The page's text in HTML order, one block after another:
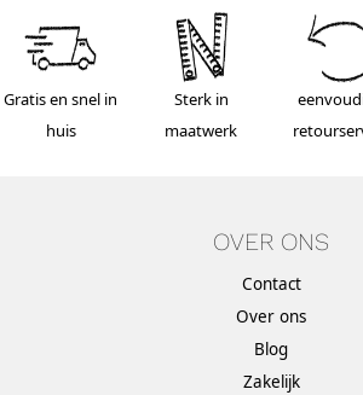
Gratis en snel in
huis
Sterk in
maatwerk
OVER ONS
Contact
Over ons
Blog
Zakelijk